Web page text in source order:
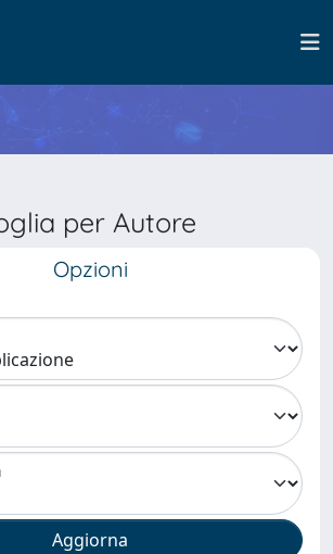
per Autore
Opzioni